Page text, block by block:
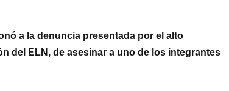
a la denuncia presentada por el alto
del ELN, de asesinar a uno de los integrantes